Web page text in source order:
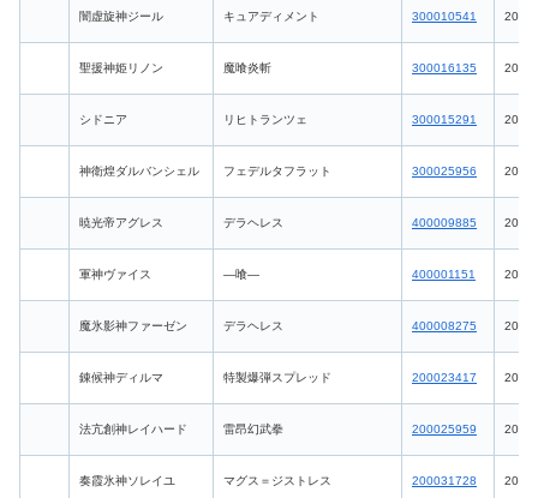
闇虚旋神ジール キュアディメント 300010541
聖援神姫リノン 魔喰炎斬 300016135
シドニア リヒトランツェ 300015291
神衛煌ダルバンシェル フェデルタフラット 300025956
暁光帝アグレス デラヘレス 400009885
軍神ヴァイス ―喰― 400001151
魔氷影神ファーゼン デラヘレス 400008275
錬候神ディルマ 特製爆弾スプレッド 200023417
法亢創神レイハード 雷昂幻武拳 200025959
奏霞氷神ソレイユ マグス＝ジストレス 200031728